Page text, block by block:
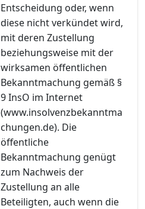
Entscheidung oder, wenn
diese nicht verkündet wird,
mit deren Zustellung
beziehungsweise mit der
wirksamen öffentlichen
Bekanntmachung gemäß §
9 InsO im Internet
(www.insolvenzbekanntma
chungen.de). Die
öffentliche
Bekanntmachung genügt
zum Nachweis der
Zustellung an alle
Beteiligten, auch wenn die